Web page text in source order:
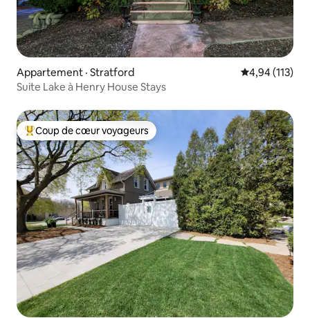
Appartement · Stratford Note
4,94 (113)
Suite Lake à Henry House Stays
Coup de cœur voyageurs parmi les plus aimés
Coup de cœur voyageurs